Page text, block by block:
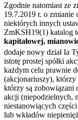
Zgodnie natomiast ze
19.7.2019 r. o zmianie
niektórych innych
ZmKSH19(1) katalog
kapitałowej,
dodaje nowy dział Ia
istotę prostej spółki
każdym celu prawnie
(akcjonariuszy), którzy
którzy są zobowiązani
akcji (niepodzielnych,
niestanowiących
lub wkładów